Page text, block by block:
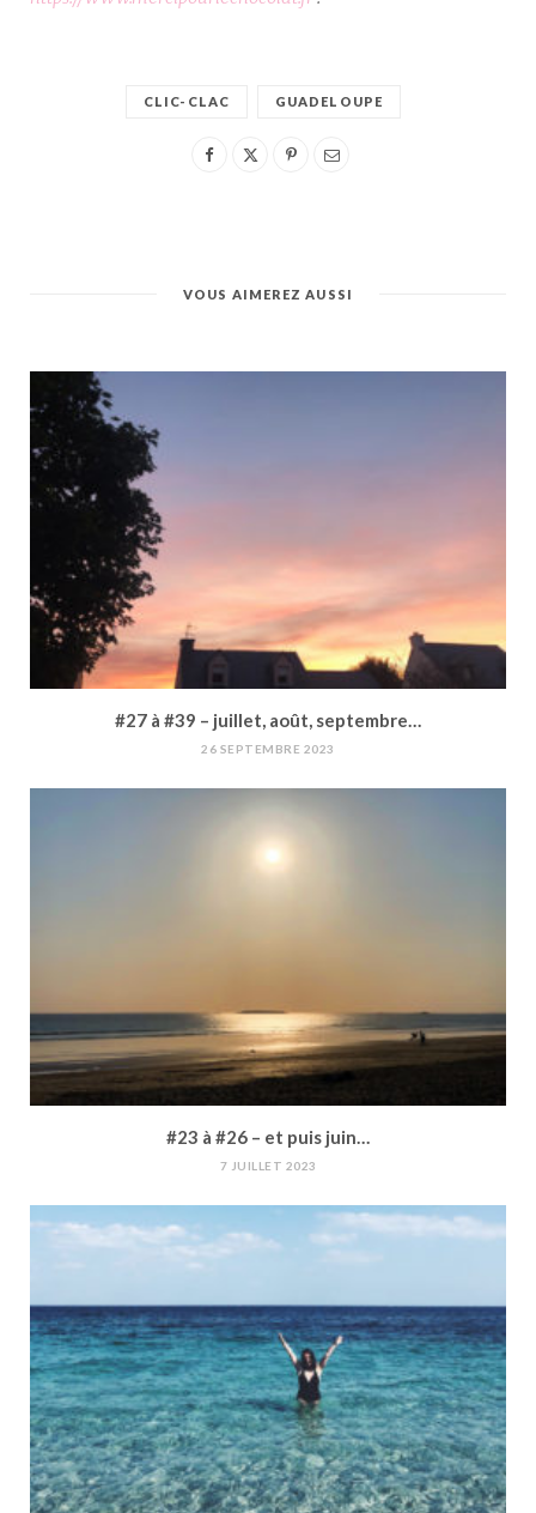
CLIC-CLAC GUADELOUPE
VOUS AIMEREZ AUSSI
#27 à #39 – juillet, août, septembre…
26 SEPTEMBRE 2023
#23 à #26 – et puis juin…
7 JUILLET 2023